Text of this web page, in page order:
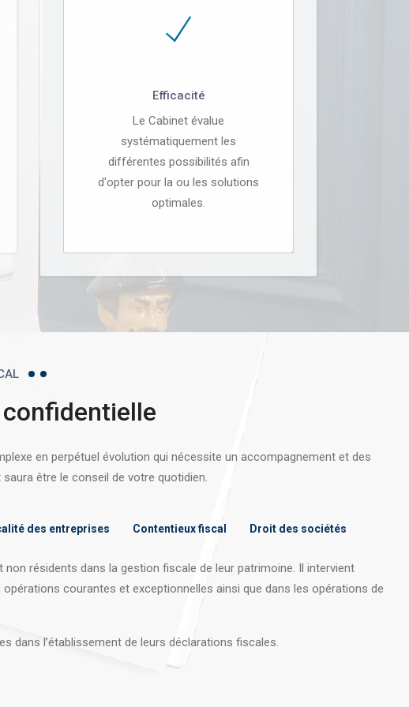
Efficacité
Le Cabinet évalue
systématiquement les
différentes possibilités afin
d'opter pour la ou les solutions
optimales.
en perpétuel évolution qui nécessite un accompagnement et des
être le conseil de votre quotidien.
des entreprises Contentieux fiscal Droit des sociétés
résidents dans la gestion fiscale de leur patrimoine. Il intervient
opérations courantes et exceptionnelles ainsi que dans les opérations de
dans l’établissement de leurs déclarations fiscales.